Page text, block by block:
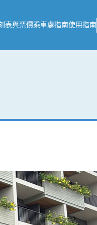
表與票價乘車處指南使用指南